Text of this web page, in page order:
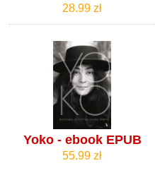
28.99 zł
Yoko - ebook EPUB
55.99 zł